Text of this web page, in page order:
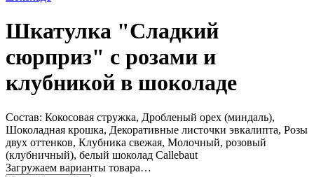
Шкатулка "Сладкий
сюрприз" с розами и
клубникой в шоколаде
Состав: Кокосовая стружка, Дробленый орех (миндаль),
Шоколадная крошка, Декоративные листочки эвкалипта, Розы
двух оттенков, Клубника свежая, Молочный, розовый
(клубничный), белый шоколад Callebaut
Загружаем варианты товара…